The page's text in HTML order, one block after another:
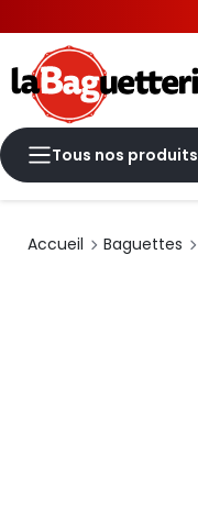
Tous nos produits
Accueil Baguettes